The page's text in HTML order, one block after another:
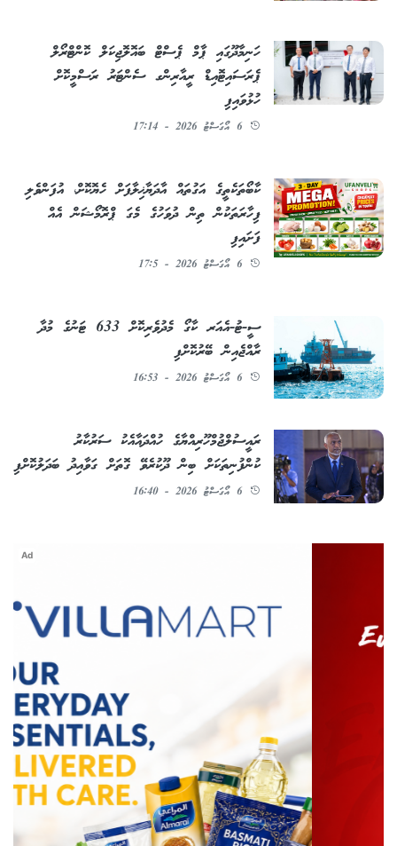
ހަނިމާދޫގައި ޕާމް ޕެސްޓް ބައޮލޮޖިކަލް ކޮންޓްރޯލް
ޕެރަސައިޓޮއިޑް ރީއާރިންގ ސެންޓަރު ރަސްމީކޮށް
ހުޅުވައިފި
6 އޯގަސްޓު 2026 - 17:14
ކާބޯތަކެތީގެ އަގުތައް އާދަޔާޚިލާފަށް ހެޔޮކޮށް، އުފަންވެލި
ފިހާރަތަކުން ތިން ދުވަހުގެ މެގަ ޕްރޮމޯޝަން އެއް
ފަށައިފި
6 އޯގަސްޓު 2026 - 17:5
ސީ-ޓު-އެއަރ ކާގޯ މެދުވެރިކޮށް 633 ޓަނުގެ މުދާ
ރާއްޖެއިން ބޭރުކޮށްފި
6 އޯގަސްޓު 2026 - 16:53
ރައީސުލްޖުމްހޫރިއްޔާގެ ހުއްދައާއެކު ސަރުކާރު
ކުންފުނިތަކަށް ބިން ދޫކުރެވޭ ގޮތަށް ގަވާއިދު ބަދަލުކޮށްފި
6 އޯގަސްޓު 2026 - 16:40
Ad